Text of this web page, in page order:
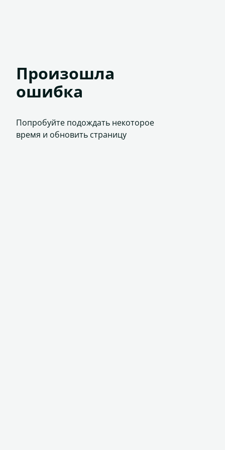
Произошла
ошибка
Попробуйте подождать некоторое
время и обновить страницу